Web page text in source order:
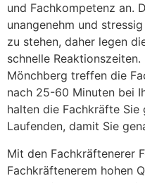
und Fachkompetenz an.
unangenehm und
zu stehen, daher legen
schnelle
Mönchberg treffen die
nach 25-60 Minuten bei
halten die Fachkräfte
Laufenden, damit Sie
Mit den Fachkräftenerer
Fachkräftenerem hohen